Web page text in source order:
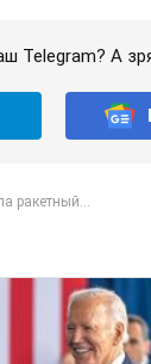
Telegram? А
ракетный...